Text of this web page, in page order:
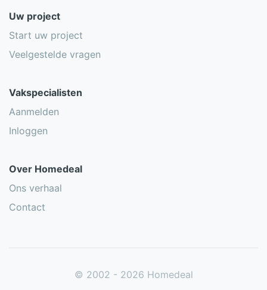
Uw project
Start uw project
Veelgestelde vragen
Vakspecialisten
Aanmelden
Inloggen
Over Homedeal
Ons verhaal
Contact
© 2002 - 2026 Homedeal